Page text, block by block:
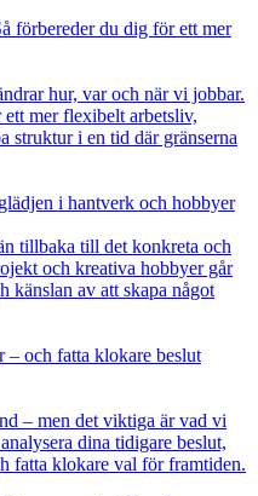
förbereder du dig för ett mer
hur, var och när vi jobbar.
mer flexibelt arbetsliv,
struktur i en tid där gränserna
i hantverk och hobbyer
tillbaka till det konkreta och
och kreativa hobbyer går
känslan av att skapa något
– och fatta klokare beslut
– men det viktiga är vad vi
dina tidigare beslut,
fatta klokare val för framtiden.